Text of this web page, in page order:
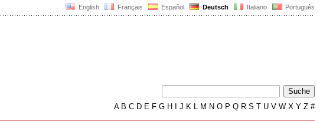
English Français Español Deutsch Italiano Português
AB C D E F G H J K L M N O P Q R S T U V W X Y Z #